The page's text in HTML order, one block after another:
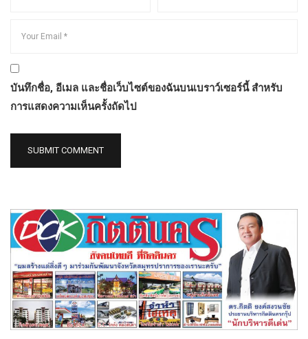
บันทึกชื่อ, อีเมล และชื่อเว็บไซต์ของฉันบนเบราว์เซอร์นี้ สำหรับ
การแสดงความเห็นครั้งถัดไป